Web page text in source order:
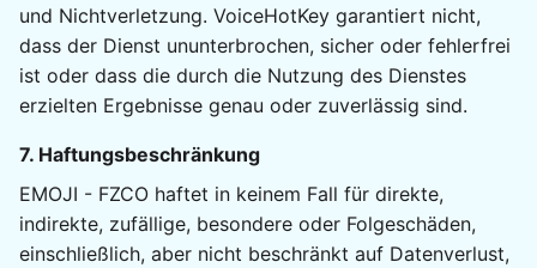
und Nichtverletzung. VoiceHotKey garantiert nicht,
dass der Dienst ununterbrochen, sicher oder fehlerfrei
ist oder dass die durch die Nutzung des Dienstes
erzielten Ergebnisse genau oder zuverlässig sind.
7. Haftungsbeschränkung
EMOJI - FZCO haftet in keinem Fall für direkte,
indirekte, zufällige, besondere oder Folgeschäden,
einschließlich, aber nicht beschränkt auf Datenverlust,